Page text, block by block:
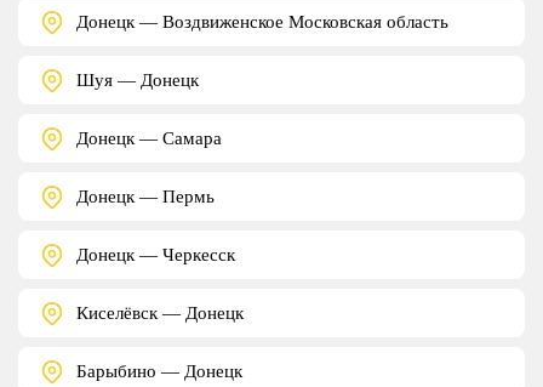
Донецк — Воздвиженское Московская область
Шуя — Донецк
Донецк — Самара
Донецк — Пермь
Донецк — Черкесск
Киселёвск — Донецк
Барыбино — Донецк